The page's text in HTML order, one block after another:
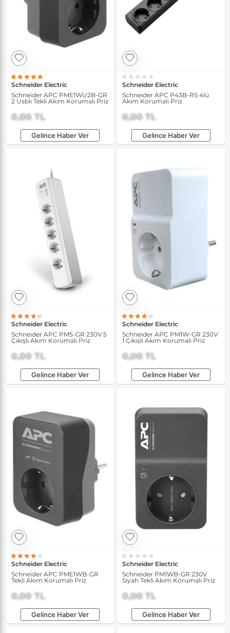
Schneider Electric
Schneider APC PME1WU2B-GR
2 Usblı Tekli Akım Korumalı Priz
0,00 TL
Gelince Haber Ver
Schneider Electric
Schneider APC P43B-RS 4lü
Akım Korumalı Priz
0,00 TL
Gelince Haber Ver
Schneider Electric
Schneider APC PM5-GR 230V 5
Çıkışlı Akım Korumalı Priz
0,00 TL
Gelince Haber Ver
Schneider Electric
Schneider APC PM1W-GR 230V
1 Çıkışlı Akım Korumalı Priz
0,00 TL
Gelince Haber Ver
Schneider Electric
Schneider APC PME1WB-GR
Tekli Akım Korumalı Priz
0,00 TL
Gelince Haber Ver
Schneider Electric
Schneider PM1WB-GR 230V
Siyah Tekli Akım Korumalı Priz
0,00 TL
Gelince Haber Ver